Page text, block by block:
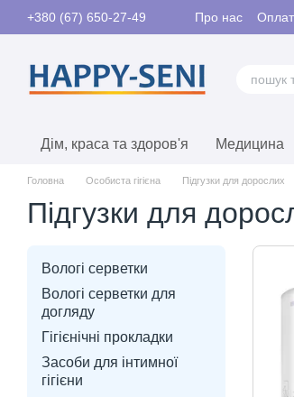
Перейти до основного контенту
+380 (67) 650-27-49 Про нас
Контакти
Дім, краса та здоров'я Медицина
Головна Особиста гігієна Підгузки для дорослих
Підгузки для
Вологі серветки
Вологі серветки для
догляду
Гігієнічні прокладки
Засоби для інтимної
гігієни